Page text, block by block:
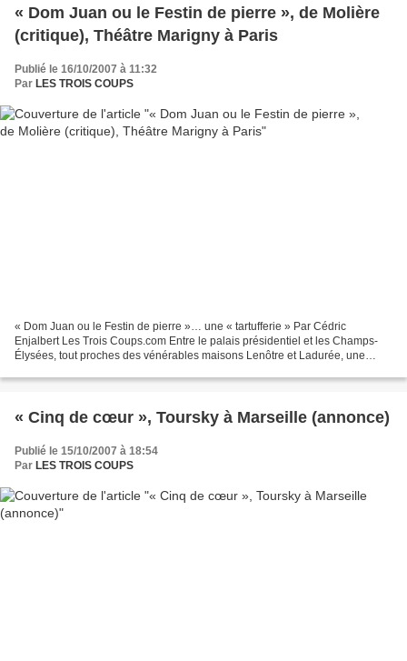
« Dom Juan ou le Festin de pierre », de Molière
(critique), Théâtre Marigny à Paris
Publié le 16/10/2007 à 11:32
Par LES TROIS COUPS
« Dom Juan ou le Festin de pierre »… une « tartufferie » Par Cédric
Enjalbert Les Trois Coups.com Entre le palais présidentiel et les Champs-
Élysées, tout proches des vénérables maisons Lenôtre et Ladurée, une
« Cinq de cœur », Toursky à Marseille (annonce)
Publié le 15/10/2007 à 18:54
Par LES TROIS COUPS